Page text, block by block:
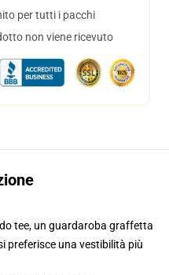
per tutti i pacchi
non viene ricevuto
tee, un guardaroba graffetta
preferisce una vestibilità più